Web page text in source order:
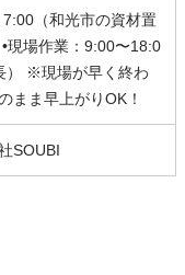
7:00（和光市の資材置
現場作業：9:00〜18:0
） ※現場が早く終わ
まま早上がりOK！
SOUBI